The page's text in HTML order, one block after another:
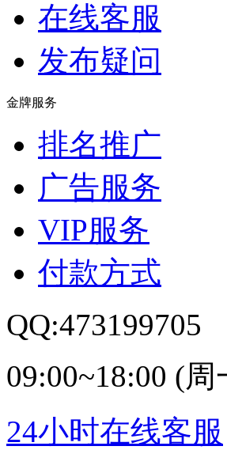
在线客服
发布疑问
金牌服务
排名推广
广告服务
VIP服务
付款方式
QQ:473199705
09:00~18:00 (
24小时在线客服